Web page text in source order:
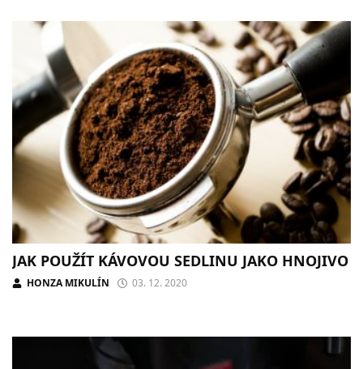
JAK POUŽÍT KÁVOVOU SEDLINU JAKO HNOJIVO
HONZA MIKULÍN 03. 12. 2020